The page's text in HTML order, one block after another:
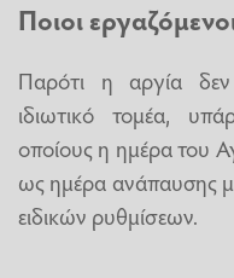
Ποιοι
Παρότι η αργία δεν
ιδιωτικό τομέα,
οποίους η ημέρα του
ως ημέρα ανάπαυσης
ειδικών ρυθμίσεων.